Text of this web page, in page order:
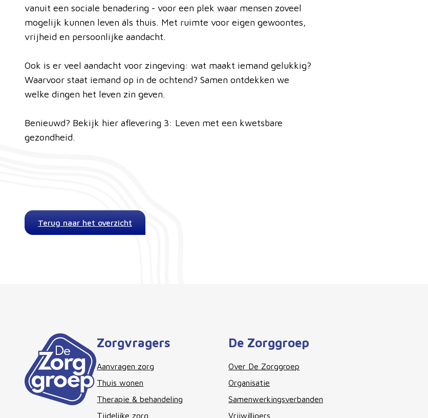
vanuit een sociale benadering - voor een plek waar mensen zoveel
mogelijk kunnen leven áls thuis. Met ruimte voor eigen gewoontes,
vrijheid en persoonlijke aandacht.
Ook is er veel aandacht voor zingeving: wat maakt iemand gelukkig?
Waarvoor staat iemand op in de ochtend? Samen ontdekken we
welke dingen het leven zin geven.
Benieuwd? Bekijk hier aflevering 3: Leven met een kwetsbare
gezondheid.
Terug naar het overzicht
Zorgvragers
Aanvragen zorg
Thuis wonen
Therapie & behandeling
Tijdelijke zorg
De Zorggroep
Over De Zorggroep
Organisatie
Samenwerkingsverbanden
Vrijwilligers